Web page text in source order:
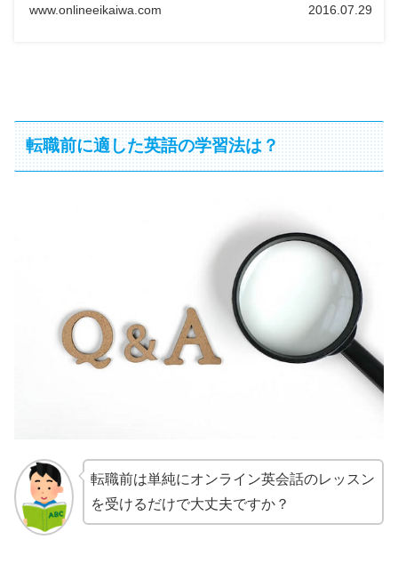
す。
www.onlineeikaiwa.com 2016.07.29
転職前に適した英語の学習法は？
転職前は単純にオンライン英会話のレッスン
を受けるだけで大丈夫ですか？